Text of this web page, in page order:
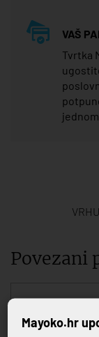
VAŠ
Tvrtka
Povezani
Mayoko.hr